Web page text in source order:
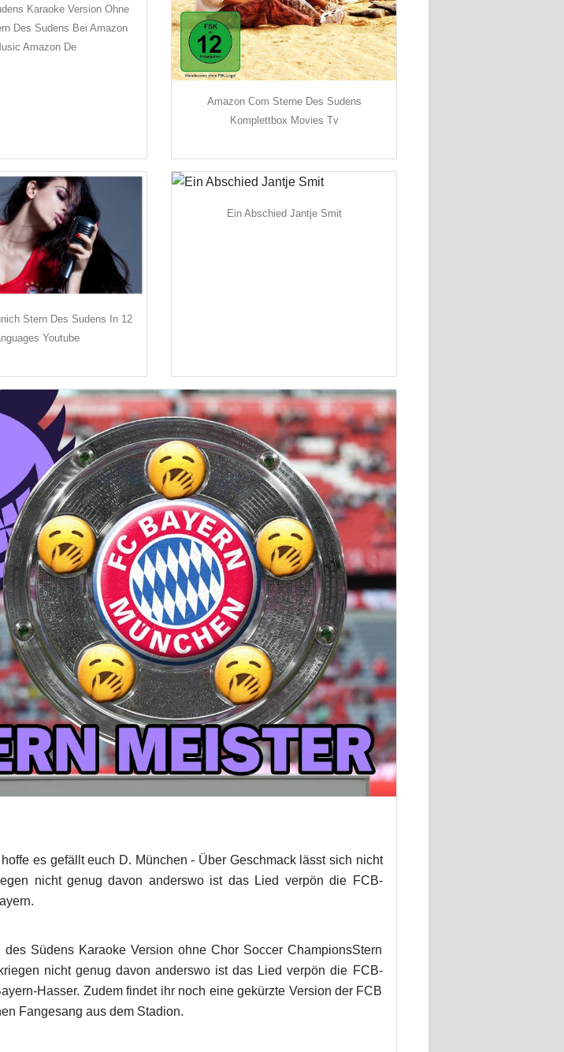
Karaoke Version Ohne
Des Sudens Bei Amazon
Amazon De
Amazon Com Sterne Des Sudens
Komplettbox Movies Tv
Stern Des Sudens In 12
Youtube
Ein Abschied Jantje Smit
es gefällt euch D. München - Über Geschmack lässt sich nicht
nicht genug davon anderswo ist das Lied verpön die FCB-
Südens Karaoke Version ohne Chor Soccer ChampionsStern
nicht genug davon anderswo ist das Lied verpön die FCB-
Hasser. Zudem findet ihr noch eine gekürzte Version der FCB
Fangesang aus dem Stadion.